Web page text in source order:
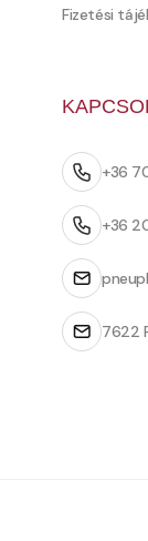
Fizetési
+36
+36
7622